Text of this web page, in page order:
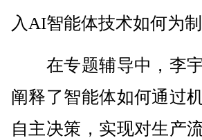
入AI智能体技术如何为
在专题辅导中，李宇
阐释了智能体如何通过
自主决策，实现对生产